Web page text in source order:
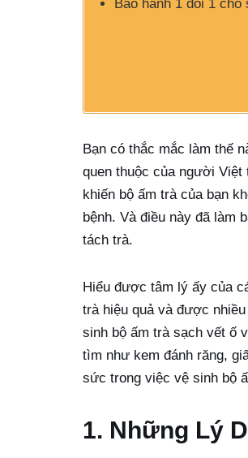
Bảo hành 1 đổi 1
Bạn có thắc mắc làm thế
quen thuộc của người
khiến bộ ấm trà của bạn
bệnh. Và điều này đã làm
tách trà.
Hiểu được tâm lý ấy của
trà hiệu quả và được
sinh bộ ấm trà sạch vết ố
tìm như kem đánh răng,
sức trong việc vệ sinh bộ
1. Những Lý